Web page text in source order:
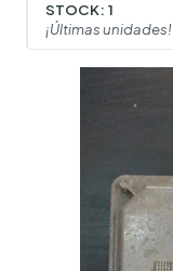
STOCK: 1
¡Últimas unidades!